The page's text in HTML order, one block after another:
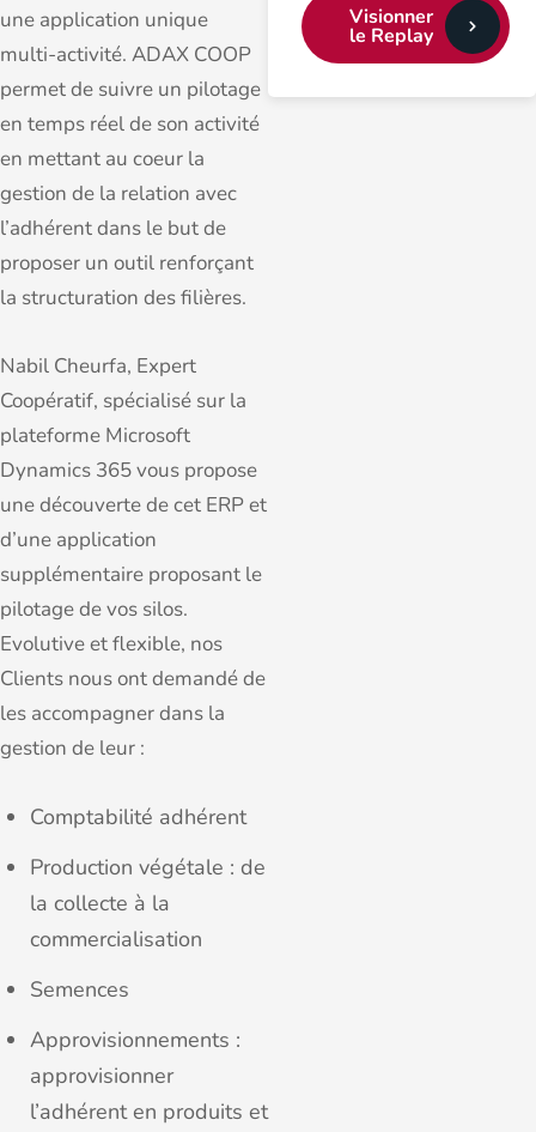
une application unique
multi-activité. ADAX COOP
permet de suivre un pilotage
en temps réel de son activité
en mettant au coeur la
gestion de la relation avec
l’adhérent dans le but de
proposer un outil renforçant
la structuration des filières.
Nabil Cheurfa, Expert
Coopératif, spécialisé sur la
plateforme Microsoft
Dynamics 365 vous propose
une découverte de cet ERP et
d’une application
supplémentaire proposant le
pilotage de vos silos.
Evolutive et flexible, nos
Clients nous ont demandé de
les accompagner dans la
gestion de leur :
Comptabilité adhérent
Production végétale : de
la collecte à la
commercialisation
Semences
Approvisionnements :
approvisionner
l’adhérent en produits et
Visionner
le Replay